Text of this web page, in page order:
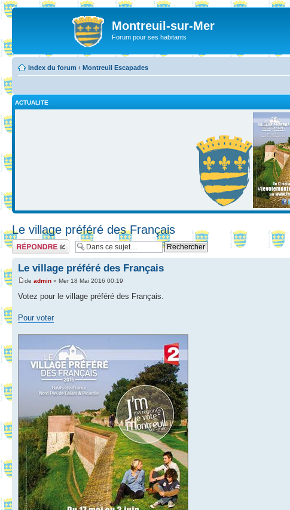
Montreuil-sur-Mer
Forum pour ses habitants
Index du forum ‹ Montreuil Escapades
ACTUALITE
Le village préféré des Français
Répondre
Le village préféré des Français
de admin » Mer 18 Mai 2016 00:19
Votez pour le village préféré des Français.
Pour voter